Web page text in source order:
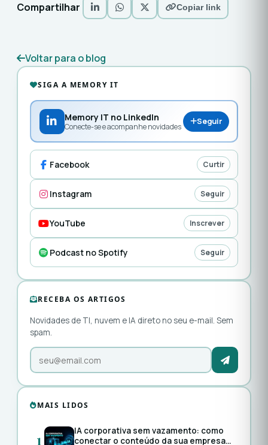
Compartilhar Copiar link
Voltar para o blog
SIGA A MEMORY IT
Memory IT no LinkedIn
Conecte-se e acompanhe novidades
Seguir
Facebook Curtir
Instagram Seguir
YouTube Inscrever
Podcast no Spotify Seguir
RECEBA OS ARTIGOS
Novidades de TI, nuvem e IA direto no seu e-mail. Sem
spam.
MAIS LIDOS
1
IA corporativa sem vazamento: como
conectar o conteúdo da sua empresa